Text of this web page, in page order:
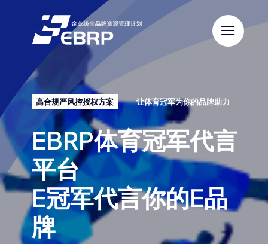
高合规严风控授权方案 让体育冠军为你的品牌助力
EBRP体育冠军代言
平台
E冠军代言你的E品
牌